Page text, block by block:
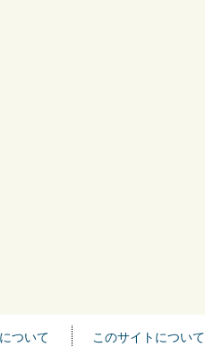
ついて このサイトについて